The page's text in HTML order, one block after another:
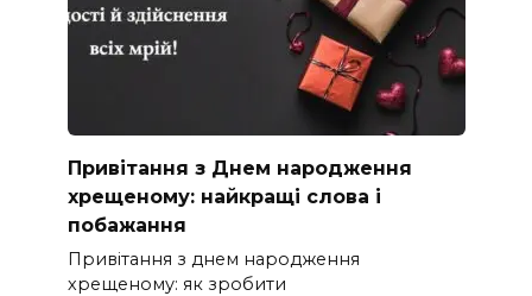
Привітання з Днем народження
хрещеному: найкращі слова і
побажання
Привітання з днем народження
хрещеному: як зробити